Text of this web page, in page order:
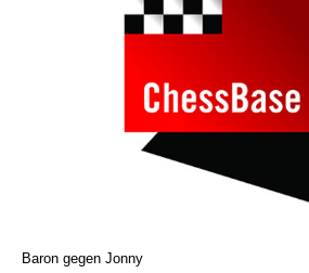
Baron gegen Jonny